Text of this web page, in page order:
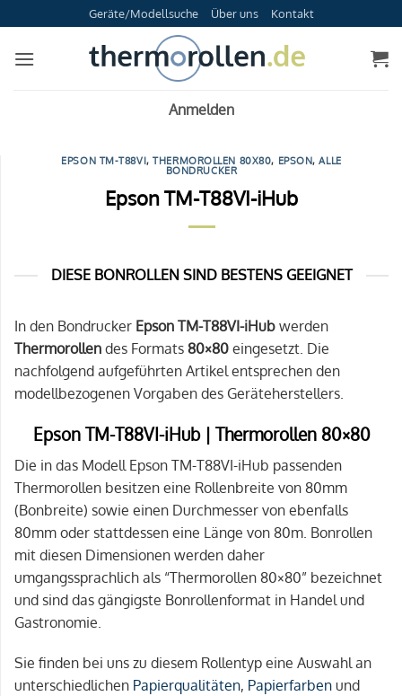
Inhalt
springen
Geräte/Modellsuche Über uns Kontakt
Anmelden
EPSON TM-T88VI,THERMOROLLEN 80X80, EPSON,ALLE
BONDRUCKER
Epson TM-T88VI-iHub
DIESE BONROLLEN SIND BESTENS GEEIGNET
In den Bondrucker Epson TM-T88VI-iHub werden
Thermorollen des Formats 80×80 eingesetzt. Die
nachfolgend aufgeführten Artikel entsprechen den
modellbezogenen Vorgaben des Geräteherstellers.
Epson TM-T88VI-iHub | Thermorollen 80×80
Die in das Modell Epson TM-T88VI-iHub passenden
Thermorollen besitzen eine Rollenbreite von 80mm
(Bonbreite) sowie einen Durchmesser von ebenfalls
80mm oder stattdessen eine Länge von 80m. Bonrollen
mit diesen Dimensionen werden daher
umgangssprachlich als “Thermorollen 80×80” bezeichnet
und sind das gängigste Bonrollenformat in Handel und
Gastronomie.
Sie finden bei uns zu diesem Rollentyp eine Auswahl an
unterschiedlichen Papierqualitäten, Papierfarben und